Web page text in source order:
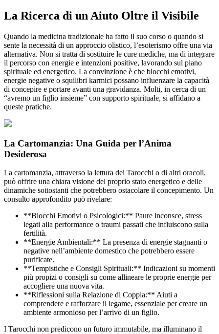
La Ricerca di un Aiuto Oltre il Visibile
Quando la medicina tradizionale ha fatto il suo corso o quando si
sente la necessità di un approccio olistico, l’esoterismo offre una via
alternativa. Non si tratta di sostituire le cure mediche, ma di integrare
il percorso con energie e intenzioni positive, lavorando sul piano
spirituale ed energetico. La convinzione è che blocchi emotivi,
energie negative o squilibri karmici possano influenzare la capacità
di concepire e portare avanti una gravidanza. Molti, in cerca di un
“avremo un figlio insieme” con supporto spirituale, si affidano a
queste pratiche.
La Cartomanzia: Una Guida per l’Anima
Desiderosa
La cartomanzia, attraverso la lettura dei Tarocchi o di altri oracoli,
può offrire una chiara visione del proprio stato energetico e delle
dinamiche sottostanti che potrebbero ostacolare il concepimento. Un
consulto approfondito può rivelare:
**Blocchi Emotivi o Psicologici:** Paure inconsce, stress
legati alla performance o traumi passati che influiscono sulla
fertilità.
**Energie Ambientali:** La presenza di energie stagnanti o
negative nell’ambiente domestico che potrebbero essere
purificate.
**Tempistiche e Consigli Spirituali:** Indicazioni su momenti
più propizi o consigli su come allineare le proprie energie per
accogliere una nuova vita.
**Riflessioni sulla Relazione di Coppia:** Aiuti a
comprendere e rafforzare il legame, essenziale per creare un
ambiente armonioso per l’arrivo di un figlio.
I Tarocchi non predicono un futuro immutabile, ma illuminano il